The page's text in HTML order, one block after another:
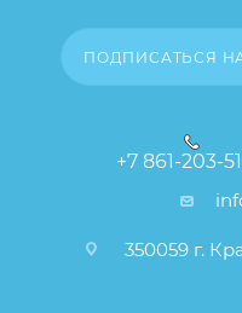
Заказанный товар
от описания и
изменения в дизайне
влияющие на
товара), при этом
заказа остаются без
ПОДПИСАТЬСЯ
+7 861-203-
350059 г.